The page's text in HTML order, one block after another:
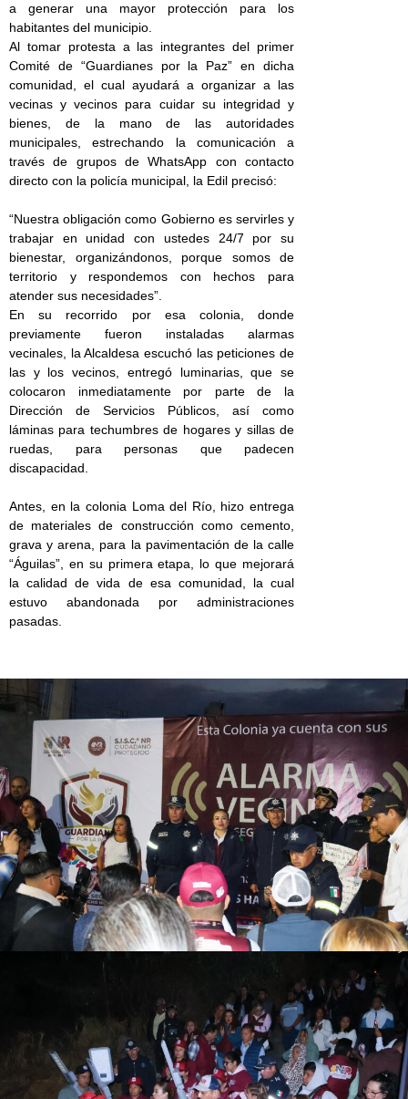
a generar una mayor protección para los
habitantes del municipio.
Al tomar protesta a las integrantes del primer
Comité de “Guardianes por la Paz” en dicha
comunidad, el cual ayudará a organizar a las
vecinas y vecinos para cuidar su integridad y
bienes, de la mano de las autoridades
municipales, estrechando la comunicación a
través de grupos de WhatsApp con contacto
directo con la policía municipal, la Edil precisó:
“Nuestra obligación como Gobierno es servirles y
trabajar en unidad con ustedes 24/7 por su
bienestar, organizándonos, porque somos de
territorio y respondemos con hechos para
atender sus necesidades”.
En su recorrido por esa colonia, donde
previamente fueron instaladas alarmas
vecinales, la Alcaldesa escuchó las peticiones de
las y los vecinos, entregó luminarias, que se
colocaron inmediatamente por parte de la
Dirección de Servicios Públicos, así como
láminas para techumbres de hogares y sillas de
ruedas, para personas que padecen
discapacidad.
Antes, en la colonia Loma del Río, hizo entrega
de materiales de construcción como cemento,
grava y arena, para la pavimentación de la calle
“Águilas”, en su primera etapa, lo que mejorará
la calidad de vida de esa comunidad, la cual
estuvo abandonada por administraciones
pasadas.